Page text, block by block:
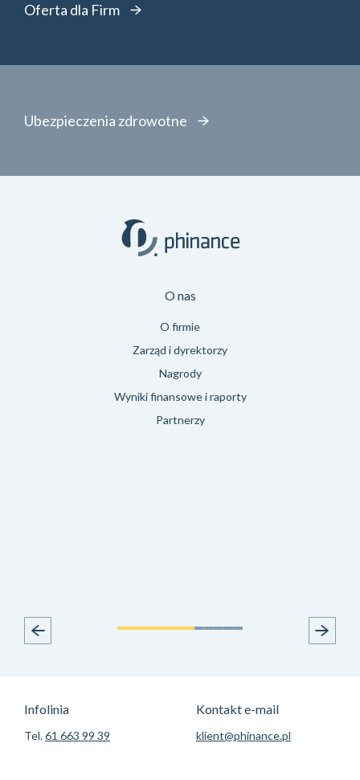
Oferta dla Firm
Ubezpieczenia zdrowotne
O nas
O firmie
Zarząd i dyrektorzy
Nagrody
Wyniki finansowe i raporty
Partnerzy
Infolinia
Tel.61 663 99 39
Kontakt e-mail
klient@phinance.pl